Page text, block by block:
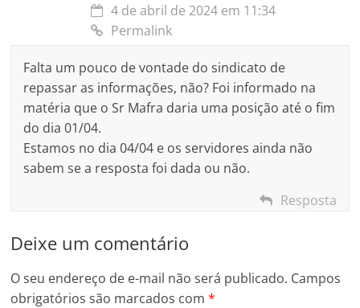
4 de abril de 2024 em 11:34
Permalink
Falta um pouco de vontade do sindicato de
repassar as informações, não? Foi informado na
matéria que o Sr Mafra daria uma posição até o fim
do dia 01/04.
Estamos no dia 04/04 e os servidores ainda não
sabem se a resposta foi dada ou não.
Resposta
Deixe um comentário
O seu endereço de e-mail não será publicado. Campos
obrigatórios são marcados com*